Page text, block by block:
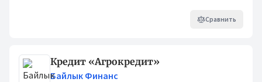
Сравнить
Кредит «Агрокредит»
Байлык Финанс